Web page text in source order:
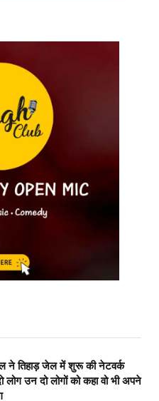
ने तिहाड़ जेल में शुरू की नेटवर्क
लोग उन दो लोगों को कहा वो भी अपने